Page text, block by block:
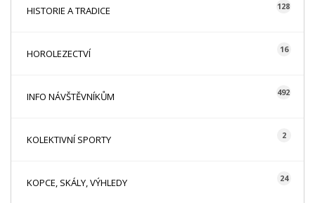
HISTORIE A TRADICE 128
HOROLEZECTVÍ 16
INFO NÁVŠTĚVNÍKŮM 492
KOLEKTIVNÍ SPORTY 2
KOPCE, SKÁLY, VÝHLEDY 24